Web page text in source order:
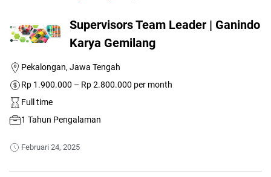
Supervisors Team Leader | Ganindo
Karya Gemilang
Pekalongan, Jawa Tengah
Rp 1.900.000 – Rp 2.800.000 per month
Full time
1 Tahun Pengalaman
Februari 24, 2025